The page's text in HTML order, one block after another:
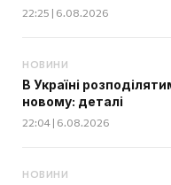
22:25 | 6.08.2026
НОВИНИ
В Україні
новому: деталі
22:04 | 6.08.2026
НОВИНИ